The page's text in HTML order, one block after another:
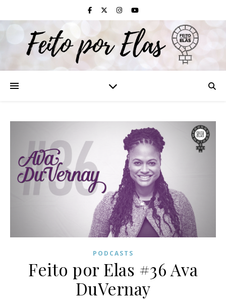
PODCASTS
Feito por Elas #36 Ava
DuVernay